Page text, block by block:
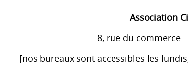
Association
8, rue du commerce -
[nos bureaux sont accessibles les